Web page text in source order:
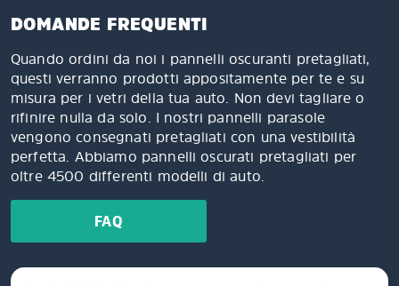
DOMANDE FREQUENTI
Quando ordini da noi i pannelli oscuranti pretagliati,
questi verranno prodotti appositamente per te e su
misura per i vetri della tua auto. Non devi tagliare o
rifinire nulla da solo. I nostri pannelli parasole
vengono consegnati pretagliati con una vestibilità
perfetta. Abbiamo pannelli oscurati pretagliati per
oltre 4500 differenti modelli di auto.
FAQ